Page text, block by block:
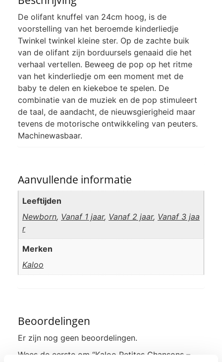
De olifant knuffel van 24cm hoog, is de
voorstelling van het beroemde kinderliedje
Twinkel twinkel kleine ster. Op de zachte buik
van de olifant zijn borduursels genaaid die het
verhaal vertellen. Beweeg de pop op het ritme
van het kinderliedje om een moment met de
baby te delen en kiekeboe te spelen. De
combinatie van de muziek en de pop stimuleert
de taal, de aandacht, de nieuwsgierigheid maar
tevens de motorische ontwikkeling van peuters.
Machinewasbaar.
Aanvullende informatie
Leeftijden
Newborn, Vanaf 1 jaar, Vanaf 2 jaar, Vanaf 3 jaa
r
Merken
Kaloo
Beoordelingen
Er zijn nog geen beoordelingen.
Wees de eerste om “Kaloo Petites Chansons –